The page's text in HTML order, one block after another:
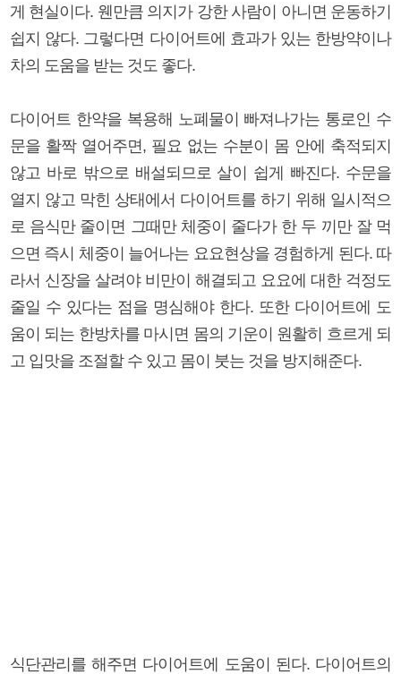
게 현실이다. 웬만큼 의지가 강한 사람이 아니면 운동하기
쉽지 않다. 그렇다면 다이어트에 효과가 있는 한방약이나
차의 도움을 받는 것도 좋다.
다이어트 한약을 복용해 노폐물이 빠져나가는 통로인 수
문을 활짝 열어주면, 필요 없는 수분이 몸 안에 축적되지
않고 바로 밖으로 배설되므로 살이 쉽게 빠진다. 수문을
열지 않고 막힌 상태에서 다이어트를 하기 위해 일시적으
로 음식만 줄이면 그때만 체중이 줄다가 한 두 끼만 잘 먹
으면 즉시 체중이 늘어나는 요요현상을 경험하게 된다. 따
라서 신장을 살려야 비만이 해결되고 요요에 대한 걱정도
줄일 수 있다는 점을 명심해야 한다. 또한 다이어트에 도
움이 되는 한방차를 마시면 몸의 기운이 원활히 흐르게 되
고 입맛을 조절할 수 있고 몸이 붓는 것을 방지해준다.
식단관리를 해주면 다이어트에 도움이 된다. 다이어트의